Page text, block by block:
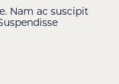
Nam ac suscipit